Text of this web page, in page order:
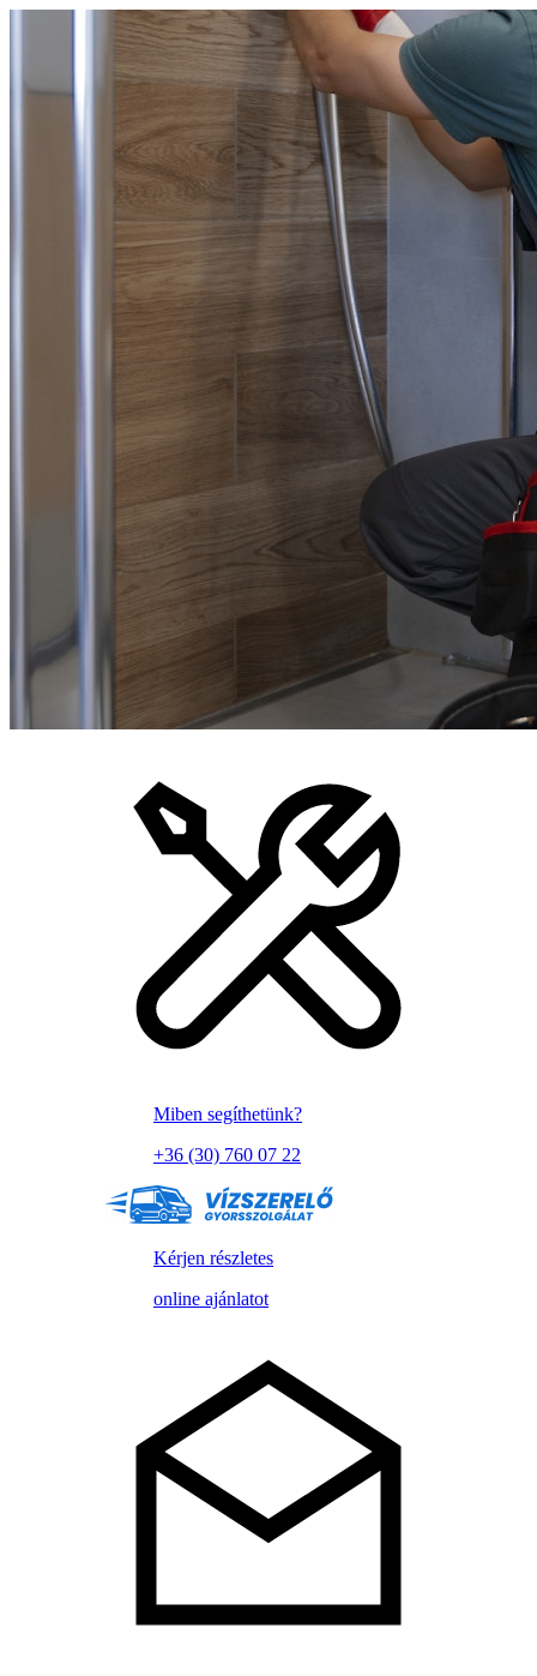
Miben segíthetünk?
+36 (30) 760 07 22
Kérjen részletes
online ajánlatot